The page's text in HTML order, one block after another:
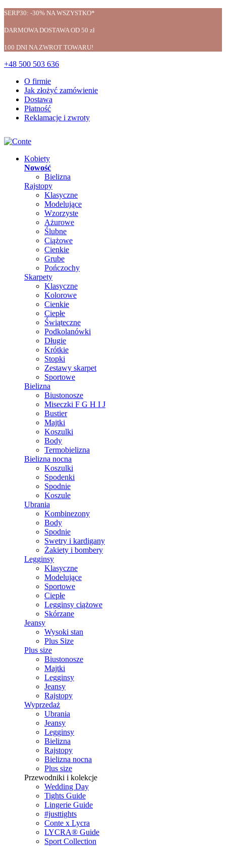
SERP30: -30% NA WSZYSTKO*
DARMOWA DOSTAWA OD 50 zł
100 DNI NA ZWROT TOWARU!
+48 500 503 636
O firmie
Jak złożyć zamówienie
Dostawa
Płatność
Reklamacje i zwroty
Kobiety
Nowość
Bielizna
Rajstopy
Klasyczne
Modelujące
Wzorzyste
Ażurowe
Ślubne
Ciążowe
Cienkie
Grube
Pończochy
Skarpety
Klasyczne
Kolorowe
Cienkie
Ciepłe
Świąteczne
Podkolanówki
Długie
Krótkie
Stopki
Zestawy skarpet
Sportowe
Bielizna
Biustonosze
Miseczki F G H I J
Bustier
Majtki
Koszulki
Body
Termobielizna
Bielizna nocna
Koszulki
Spodenki
Spodnie
Koszule
Ubrania
Kombinezony
Body
Spodnie
Swetry i kardigany
Żakiety i bombery
Legginsy
Klasyczne
Modelujące
Sportowe
Ciepłe
Legginsy ciążowe
Skórzane
Jeansy
Wysoki stan
Plus Size
Plus size
Biustonosze
Majtki
Legginsy
Jeansy
Rajstopy
Wyprzedaż
Ubrania
Jeansy
Legginsy
Bielizna
Rajstopy
Bielizna nocna
Plus size
Przewodniki i kolekcje
Wedding Day
Tights Guide
Lingerie Guide
#justtights
Conte x Lycra
LYCRA® Guide
Sport Сollection